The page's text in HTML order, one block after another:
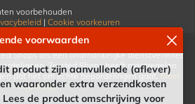
voorwaarden
product zijn aanvullende (aflever)
waaronder extra verzendkosten
de product omschrijving voor
voorbehouden
| Cookie voorkeuren
Shops als een onafhankelijke dienstverlener
Trusted Shops heeft maatregelen
dat het om echte beoordelingen gaat.Meer
informatie